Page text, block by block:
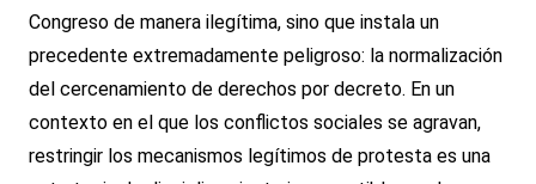
Congreso de manera ilegítima, sino que instala un
precedente extremadamente peligroso: la normalización
del cercenamiento de derechos por decreto. En un
contexto en el que los conflictos sociales se agravan,
restringir los mecanismos legítimos de protesta es una